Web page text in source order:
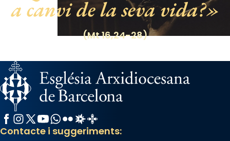
italianitzant; s’interpreta per privilegi
pontifici, amb orquestra i cor, i té una
duració aproximada de tres hores. Després,
del temple amb les relíquies de les santes.
Des de 1985 hi participa també un grup de
diablesses amb música i ball propis. Festa
gran a Mataró.
«Si vols saber què és calor, ves per les
Santes a Mataró»🥵.
a canvi de la seva vida?
(Mt 16,24-28)
Facebook
Instagram
X / Twitter
YouTube
WhatsApp
FlickrRadio Estel
Catalunya Cristiana
Contacte i suggeriments: